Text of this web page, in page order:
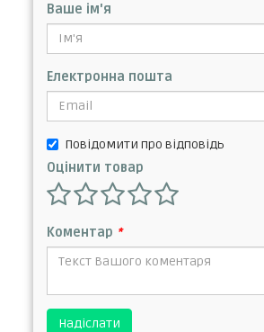
Ваше ім'я
Електронна пошта
Повідомити про відповідь
Оцінити товар
Коментар *
Надіслати